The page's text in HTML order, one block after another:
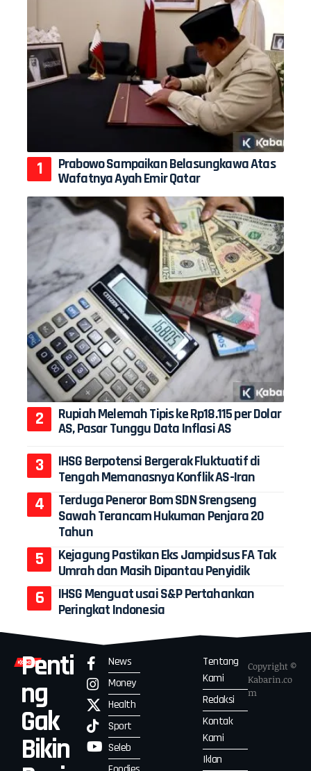
Prabowo Sampaikan Belasungkawa Atas
Wafatnya Ayah Emir Qatar
Rupiah Melemah Tipis ke Rp18.115 per Dolar
AS, Pasar Tunggu Data Inflasi AS
IHSG Berpotensi Bergerak Fluktuatif di
Tengah Memanasnya Konflik AS-Iran
Terduga Peneror Bom SDN Srengseng
Sawah Terancam Hukuman Penjara 20
Tahun
Kejagung Pastikan Eks Jampidsus FA Tak
Umrah dan Masih Dipantau Penyidik
IHSG Menguat usai S&P Pertahankan
Peringkat Indonesia
Penti
ng
Gak
Bikin
News
Money
Health
Sport
Seleb
Tentang
Kami
Redaksi
Kontak
Kami
Iklan
Copyright ©
Kabarin.co
m